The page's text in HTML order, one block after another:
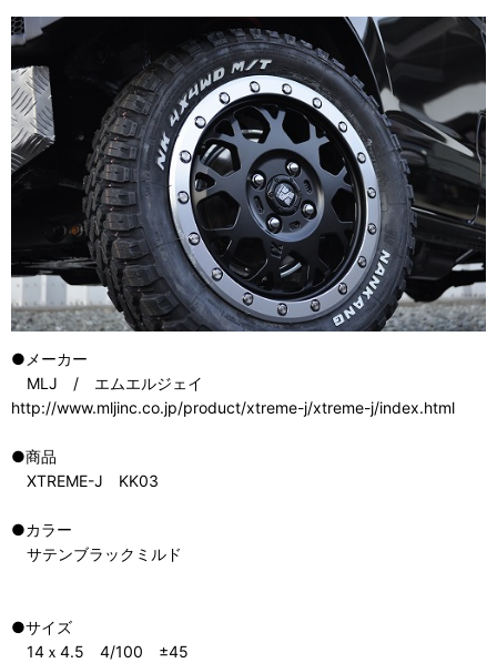
●メーカー
MLJ / エムエルジェイ
http://www.mljinc.co.jp/product/xtreme-j/xtreme-j/index.html
●商品
XTREME-J KK03
●カラー
サテンブラックミルド
●サイズ
14ｘ4.5 4/100 ±45